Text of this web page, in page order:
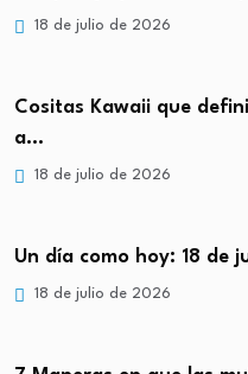
18 de julio de 2026
Cositas Kawaii que
a…
18 de julio de 2026
Un día como hoy: 18 de
18 de julio de 2026